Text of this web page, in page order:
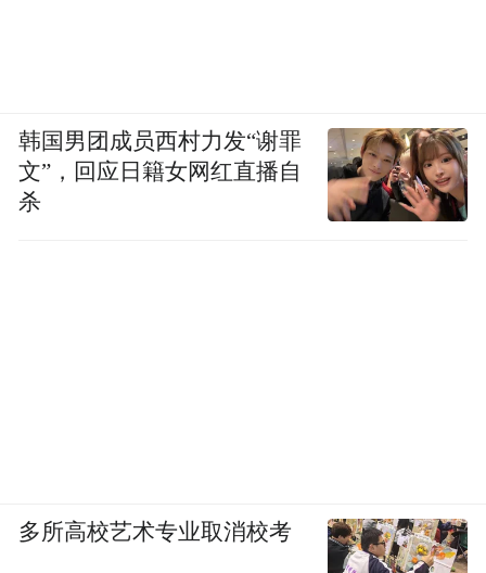
韩国男团成员西村力发“谢罪
文”，回应日籍女网红直播自
杀
多所高校艺术专业取消校考